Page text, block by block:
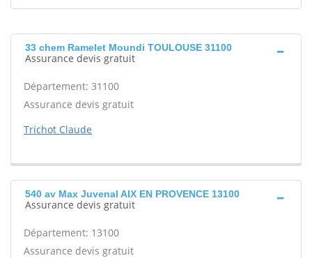
33 chem Ramelet Moundi TOULOUSE 31100
Assurance devis gratuit
Département: 31100
Assurance devis gratuit
Trichot Claude
540 av Max Juvenal AIX EN PROVENCE 13100
Assurance devis gratuit
Département: 13100
Assurance devis gratuit